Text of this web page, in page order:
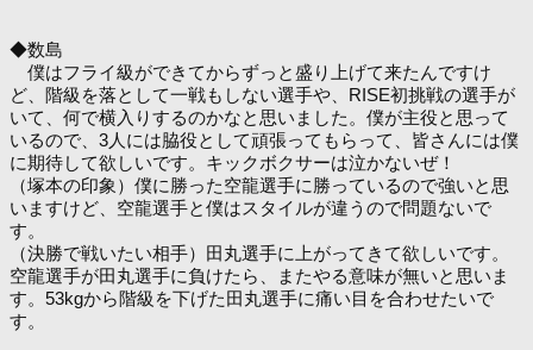
◆数島
僕はフライ級ができてからずっと盛り上げて来たんですけ
ど、階級を落として一戦もしない選手や、RISE初挑戦の選手が
いて、何で横入りするのかなと思いました。僕が主役と思って
いるので、3人には脇役として頑張ってもらって、皆さんには僕
に期待して欲しいです。キックボクサーは泣かないぜ！
（塚本の印象）僕に勝った空龍選手に勝っているので強いと思
いますけど、空龍選手と僕はスタイルが違うので問題ないで
す。
（決勝で戦いたい相手）田丸選手に上がってきて欲しいです。
空龍選手が田丸選手に負けたら、またやる意味が無いと思いま
す。53kgから階級を下げた田丸選手に痛い目を合わせたいで
す。